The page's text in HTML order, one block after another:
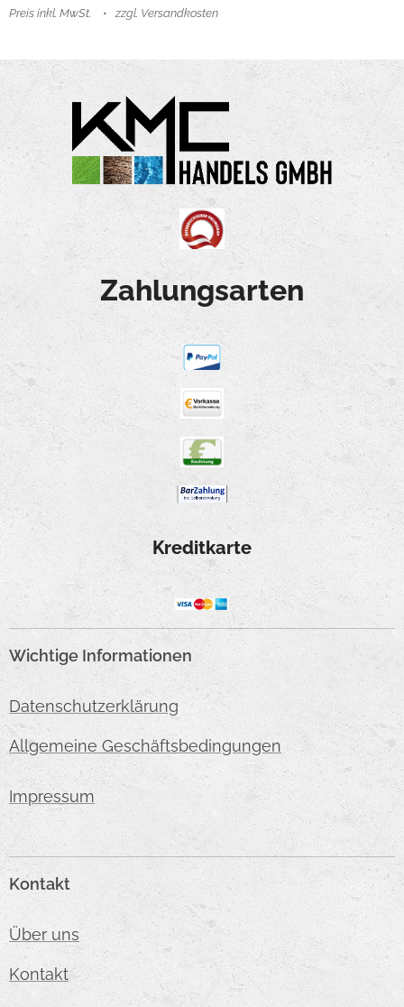
Preis inkl. MwSt. zzgl. Versandkosten
Zahlungsarten
Kreditkarte
Wichtige Informationen
Datenschutzerklärung
Allgemeine Geschäftsbedingungen
Impressum
Kontakt
Über uns
Kontakt